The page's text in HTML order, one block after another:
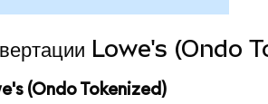
Lowe's (Ondo
(Ondo Tokenized)